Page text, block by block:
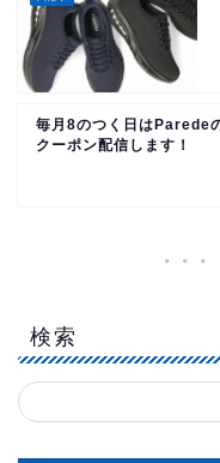
毎月8のつく日はParede
クーポン配信します！
検索